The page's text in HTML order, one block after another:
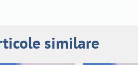
similare